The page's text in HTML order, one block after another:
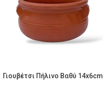
Γιουβέτσι Πήλινο Βαθύ 14x6cm